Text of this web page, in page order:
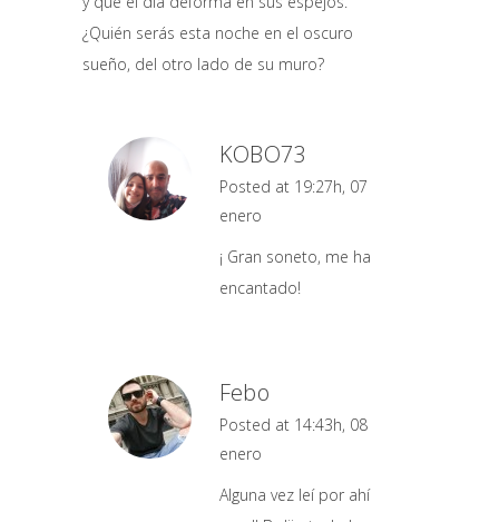
¿Quién serás esta noche en el oscuro
sueño, del otro lado de su muro?
KOBO73
Posted at 19:27h, 07
enero
¡ Gran soneto, me ha
encantado!
Febo
Posted at 14:43h, 08
enero
Alguna vez leí por ahí